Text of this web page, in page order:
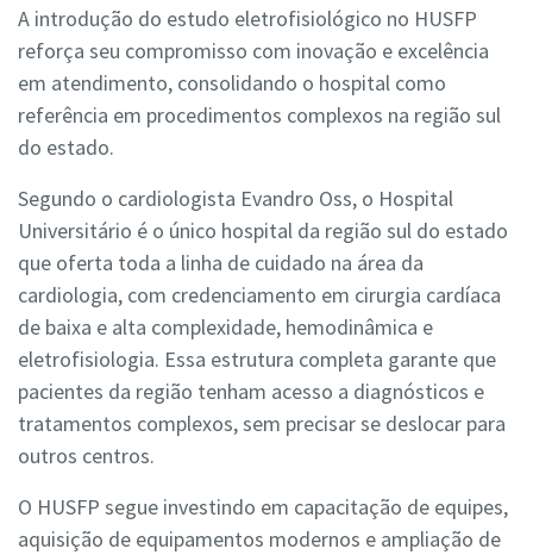
A introdução do estudo eletrofisiológico no HUSFP
reforça seu compromisso com inovação e excelência
em atendimento, consolidando o hospital como
referência em procedimentos complexos na região sul
do estado.
Segundo o cardiologista Evandro Oss, o Hospital
Universitário é o único hospital da região sul do estado
que oferta toda a linha de cuidado na área da
cardiologia, com credenciamento em cirurgia cardíaca
de baixa e alta complexidade, hemodinâmica e
eletrofisiologia. Essa estrutura completa garante que
pacientes da região tenham acesso a diagnósticos e
tratamentos complexos, sem precisar se deslocar para
outros centros.
O HUSFP segue investindo em capacitação de equipes,
aquisição de equipamentos modernos e ampliação de